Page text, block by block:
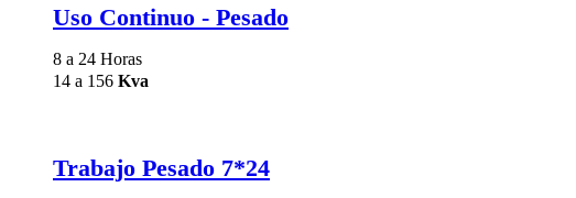
Uso Continuo - Pesado
8 a 24 Horas
14 a 156 Kva
Trabajo Pesado 7*24